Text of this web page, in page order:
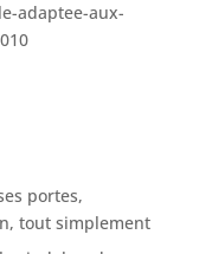
adaptee-aux-
portes,
tout simplement